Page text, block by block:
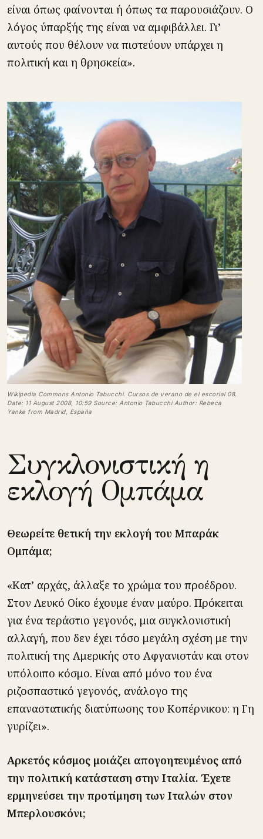
είναι όπως φαίνονται ή όπως τα παρουσιάζουν. Ο
λόγος ύπαρξής της είναι να αμφιβάλλει. Γι’
αυτούς που θέλουν να πιστεύουν υπάρχει η
πολιτική και η θρησκεία».
Wikipedia Commons Antonio Tabucchi. Cursos de verano de el escorial 08.
Date: 11 August 2008, 10:59 Source: Antonio Tabucchi Author: Rebeca
Yanke from Madrid, España
Συγκλονιστική η
εκλογή Ομπάμα
Θεωρείτε θετική την εκλογή του Μπαράκ
Ομπάμα;
«Κατ’ αρχάς, άλλαξε το χρώμα του προέδρου.
Στον Λευκό Οίκο έχουμε έναν μαύρο. Πρόκειται
για ένα τεράστιο γεγονός, μια συγκλονιστική
αλλαγή, που δεν έχει τόσο μεγάλη σχέση με την
πολιτική της Αμερικής στο Αφγανιστάν και στον
υπόλοιπο κόσμο. Είναι από μόνο του ένα
ριζοσπαστικό γεγονός, ανάλογο της
επαναστατικής διατύπωσης του Κοπέρνικου: η Γη
γυρίζει».
Αρκετός κόσμος μοιάζει απογοητευμένος από
την πολιτική κατάσταση στην Ιταλία. Έχετε
ερμηνεύσει την προτίμηση των Ιταλών στον
Μπερλουσκόνι;